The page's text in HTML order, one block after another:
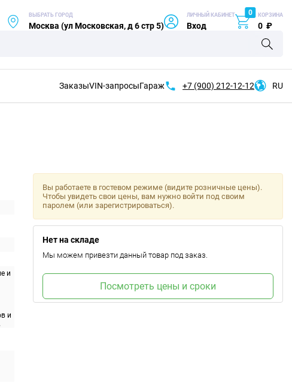
ВЫБРАТЬ ГОРОД
Москва (ул Московская, д 6 стр 5)
ЛИЧНЫЙ КАБИНЕТ
Вход
0 КОРЗИНА
0 ₽
ЗаказыVIN-запросыГараж +7 (900) 212-12-12 RU
и
и
Вы работаете в гостевом режиме (видите розничные цены).
Чтобы увидеть свои цены, вам нужно войти под своим
паролем (или зарегистрироваться).
Нет на складе
Мы можем привезти данный товар под заказ.
Посмотреть цены и сроки